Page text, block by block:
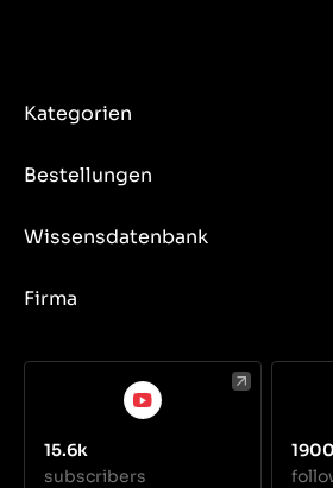
Kategorien
Bestellungen
Wissensdatenbank
Firma
15.6k
subscribers
1900